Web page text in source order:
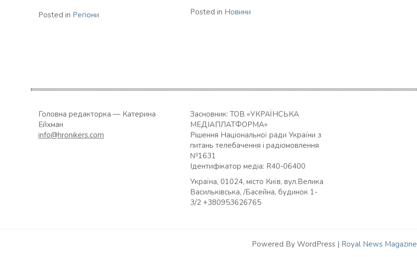
Posted in Регіони Posted in Новини
Головна редакторка — Катерина
Ейхман
info@hronikers.com
Засновник: ТОВ «УКРАЇНСЬКА
МЕДІАПЛАТФОРМА»
Рішення Національної ради України з
питань телебачення і радіомовлення
№1631
Ідентифікатор медіа: R40-06400
Україна, 01024, місто Київ, вул.Велика
Васильківська, /Басейна, будинок 1-
3/2 +380953626765
Powered By WordPress | Royal News Magazine